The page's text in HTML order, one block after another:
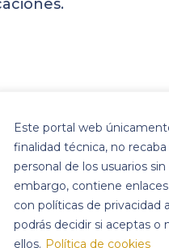
Este portal web
finalidad técnica, no
personal de los usuarios
embargo, contiene
con políticas de privacidad
podrás decidir si aceptas o
ellos. Política de cookies